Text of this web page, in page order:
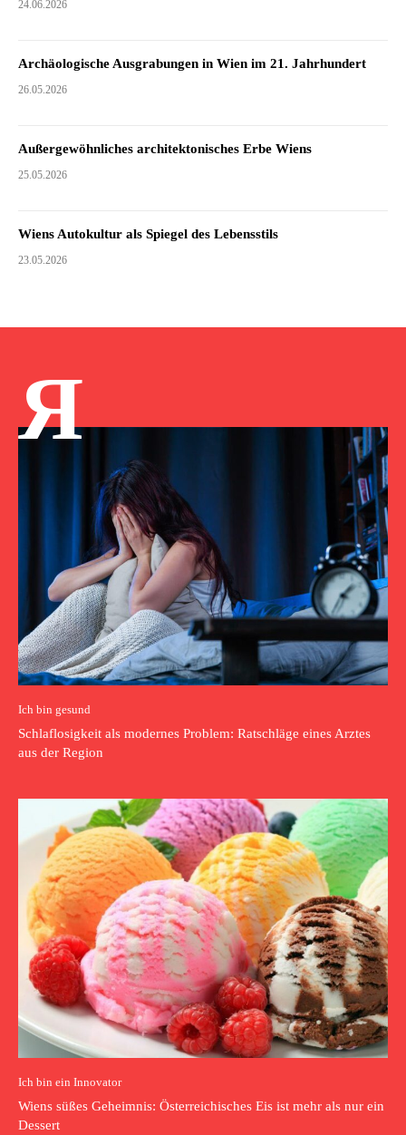
24.06.2026
Archäologische Ausgrabungen in Wien im 21. Jahrhundert
26.05.2026
Außergewöhnliches architektonisches Erbe Wiens
25.05.2026
Wiens Autokultur als Spiegel des Lebensstils
23.05.2026
Я
Ich bin gesund
Schlaflosigkeit als modernes Problem: Ratschläge eines Arztes
aus der Region
Ich bin ein Innovator
Wiens süßes Geheimnis: Österreichisches Eis ist mehr als nur ein
Dessert